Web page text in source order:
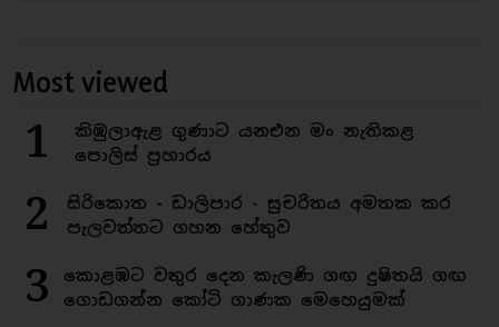
Most viewed
1
කිඹුලාඇළ ගුණාට යනඑන මං නැතිකළ
පොලිස් ප්‍රහාරය
2
සිරිකොත - ඩාලිපාර - සුචරිතය අමතක කර
පැලවත්තට ගහන හේතුව
3
කොළඹට වතුර දෙන කැලණි ගඟ දුෂිතයි ගඟ
ගොඩගන්න කෝටි ගාණක මෙහෙයුමක්